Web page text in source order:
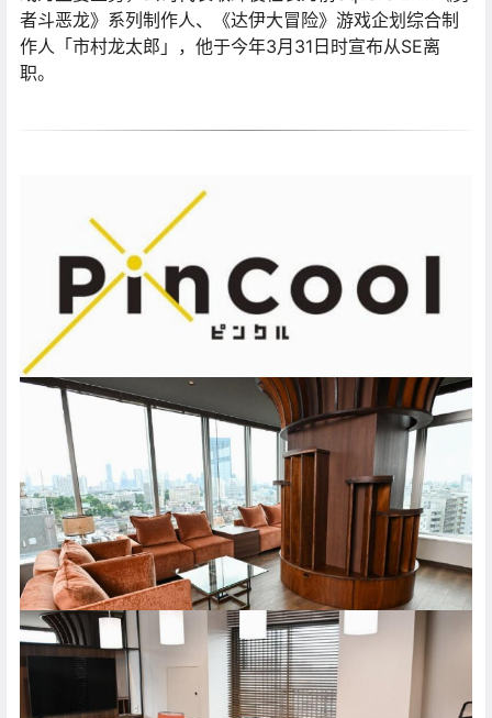
者斗恶龙》系列制作人、《达伊大冒险》游戏企划综合制
作人「市村龙太郎」，他于今年3月31日时宣布从SE离
职。